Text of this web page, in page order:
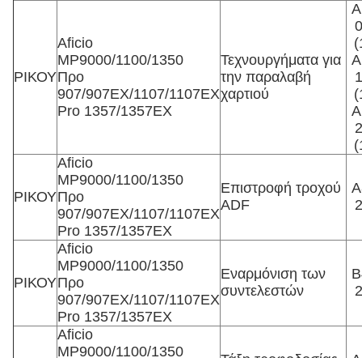
ΡΙΚΟΥ
Aficio
MP9000/1100/1350
Προ
907/907EX/1107/1107EX
Pro 1357/1357EX
Τεχνουργήματα για
την παραλαβή
χαρτιού
ΡΙΚΟΥ
Aficio
MP9000/1100/1350
Προ
907/907EX/1107/1107EX
Pro 1357/1357EX
Επιστροφή τροχού
ADF
ΡΙΚΟΥ
Aficio
MP9000/1100/1350
Προ
907/907EX/1107/1107EX
Pro 1357/1357EX
Εναρμόνιση των
συντελεστών
Aficio
MP9000/1100/1350